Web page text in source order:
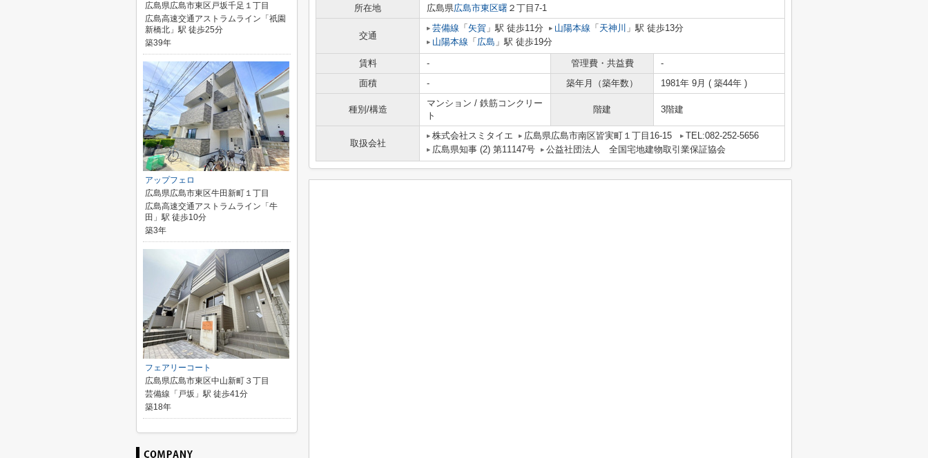
所在地 広島県広島市東区曙 ２丁目7-1
交通
芸備線 「 矢賀 」駅 徒歩11分 山陽本線 「 天神川 」駅 徒歩13分
山陽本線 「 広島 」駅 徒歩19分
賃料 - 管理費・共益費
-
面積
- 築年月（築年数） 1981年 9月 ( 築44年 )
種別/構造
マンション / 鉄筋コンクリー
ト
階建 3階建
取扱会社
株式会社スミタイエ 広島県広島市南区皆実町１丁目16-15
TEL:082-252-5656
広島県知事 (2) 第11147号
公益社団法人 全国宅地建物取引業保証協会
広島県広島市東区戸坂千足１丁目
広島高速交通アストラムライン「祇園
新橋北」駅 徒歩25分
築39年
アップフェロ
広島県広島市東区牛田新町１丁目
広島高速交通アストラムライン「牛
田」駅 徒歩10分
築3年
フェアリーコート
広島県広島市東区中山新町３丁目
芸備線「戸坂」駅 徒歩41分
築18年